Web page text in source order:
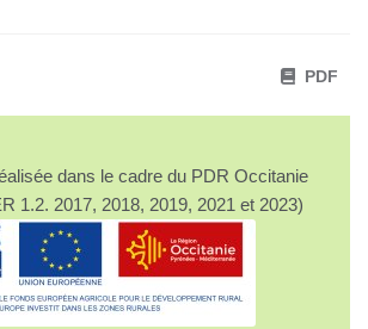
PDF
dans le cadre du PDR Occitanie
1.2. 2017, 2018, 2019, 2021 et 2023)